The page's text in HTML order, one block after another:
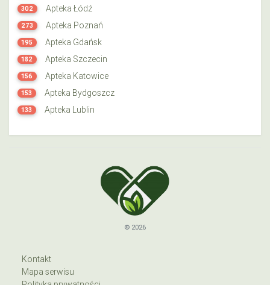
302 Apteka Łódź
273 Apteka Poznań
195 Apteka Gdańsk
182 Apteka Szczecin
156 Apteka Katowice
153 Apteka Bydgoszcz
133 Apteka Lublin
© 2026
Kontakt
Mapa serwisu